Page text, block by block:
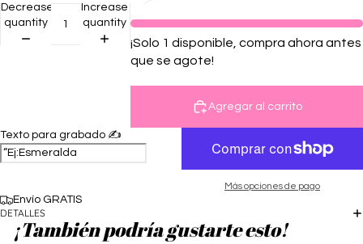
Decrease
quantity
Increase
quantity
¡Solo 1 disponible, compra ahora antes
que se agote!
Agregar al carrito
Texto para grabado ✍️
Más opciones de pago
Envío GRATIS
DETALLES
¡También podría gustarte esto!